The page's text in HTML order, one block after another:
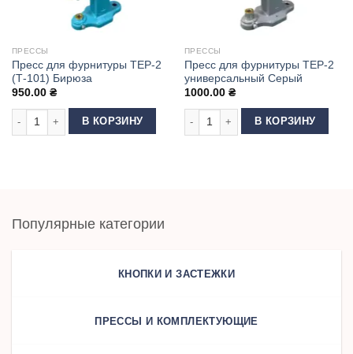
ПРЕССЫ
Пресс для фурнитуры ТЕР-2
(Т-101) Бирюза
950.00 ₴
Количество товара Пресс для фурнитуры ТЕР-2 (Т-101) Бирюза
В КОРЗИНУ
ПРЕССЫ
Пресс для фурнитуры ТЕР-2
универсальный Серый
1000.00 ₴
Количество товара Пресс для
В КОРЗИНУ
Популярные категории
КНОПКИ И ЗАСТЕЖКИ
ПРЕССЫ И КОМПЛЕКТУЮЩИЕ